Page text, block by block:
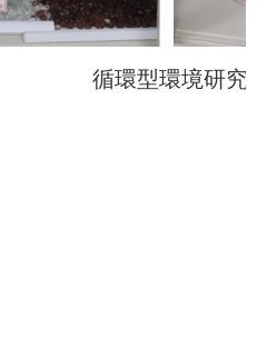
循環型環境研究